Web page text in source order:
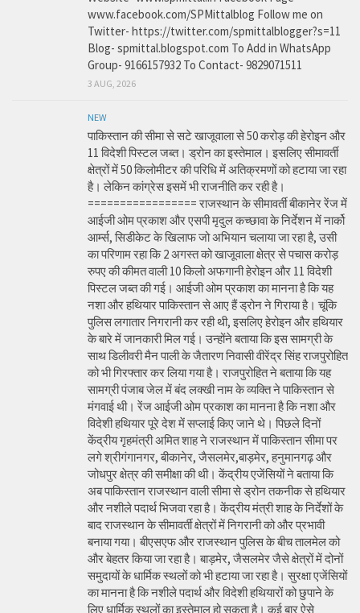
www.facebook.com/SPMittalblog Follow me on
Twitter- https://twitter.com/spmittalblogger?s=11
Blog- spmittal.blogspot.com To Add in WhatsApp
Group- 9166157932 To Contact- 9829071511
3 AUG, 2026
NEW
पाकिस्तान की सीमा से सटे खाजूवाला से 50 करोड़ की हेरोइन और
11 विदेशी पिस्टल जब्त। ड्रोन का इस्तेमाल। इसलिए सीमावर्ती
क्षेत्रों में 50 किलोमीटर की परिधि में अतिक्रमणों को हटाया जा रहा
है। लेकिन कांग्रेस इसमें भी राजनीति कर रही है।
================= राजस्थान के सीमावर्ती बीकानेर रेंज में
आईजी ओम प्रकाश और एसपी मृदुल कच्छावा के निर्देशन में नार्को
आर्म्स, सिडीकेट के खिलाफ जो अभियान चलाया जा रहा है, उसी
का परिणाम रहा कि 2 अगस्त को खाजूवाला क्षेत्र से पचास करोड़
रुपए की कीमत वाली 10 किलो अफगानी हेरोइन और 11 विदेशी
पिस्टल जब्त की गई। आईजी ओम प्रकाश का मानना है कि यह
नशा और हथियार पाकिस्तान से आए हैं ड्रोन ने गिराया है। चूंकि
पुलिस लगातार निगरानी कर रही थी, इसलिए हेरोइन और हथियार
के बारे में जानकारी मिल गई। उन्होंने बताया कि इस सामग्री के
साथ डिलीवरी मैन पाली के जैतारण निवासी वीरेंद्र सिंह राजपुरोहित
को भी गिरफ्तार कर लिया गया है। राजपुरोहित ने बताया कि यह
सामग्री पंजाब जेल में बंद लक्खी नाम के व्यक्ति ने पाकिस्तान से
मंगवाई थी। रेंज आईजी ओम प्रकाश का मानना है कि नशा और
विदेशी हथियार पूरे देश में सप्लाई किए जाने थे। पिछले दिनों
केंद्रीय गृहमंत्री अमित शाह ने राजस्थान में पाकिस्तान सीमा पर
लगे श्रीगंगानगर, बीकानेर, जैसलमेर,बाड़मेर, हनुमानगढ़ और
जोधपुर क्षेत्र की समीक्षा की थी। केंद्रीय एजेंसियों ने बताया कि
अब पाकिस्तान राजस्थान वाली सीमा से ड्रोन तकनीक से हथियार
और नशीले पदार्थ भिजवा रहा है। केंद्रीय मंत्री शाह के निर्देशों के
बाद राजस्थान के सीमावर्ती क्षेत्रों में निगरानी को और प्रभावी
बनाया गया। बीएसएफ और राजस्थान पुलिस के बीच तालमेल को
और बेहतर किया जा रहा है। बाड़मेर, जैसलमेर जैसे क्षेत्रों में दोनों
समुदायों के धार्मिक स्थलों को भी हटाया जा रहा है। सुरक्षा एजेंसियों
का मानना है कि नशीले पदार्थ और विदेशी हथियारों को छुपाने के
लिए धार्मिक स्थलों का इस्तेमाल हो सकता है। कई बार ऐसे